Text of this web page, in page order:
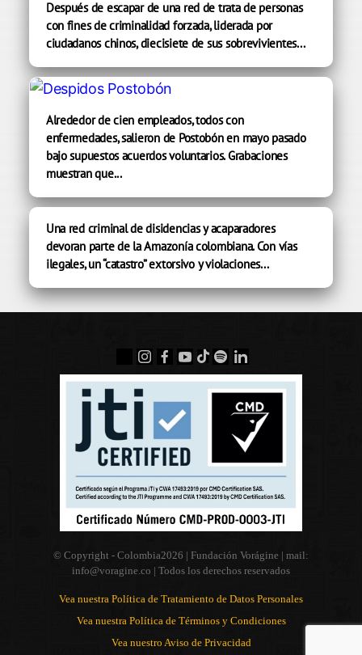
Después de escapar de una red de trata de personas
con fines de criminalidad forzada, liderada por
ciudadanos chinos, diecisiete de sus sobrevivientes...
Alrededor de cien empleados, todos con
enfermedades, salieron de Postobón en mayo pasado
bajo supuestos acuerdos voluntarios. Grabaciones
muestran que...
Una red criminal de disidencias y acaparadores
devoran parte de la Amazonía colombiana. Con vías
ilegales, un “catastro” extorsivo y violaciones...
© Copyright - Colombia2026 | Fundación Vorágine | mail:
info@voragine.co | Todos los derechos reservados
Vea nuestra Política de Tratamiento de Datos Personales
Vea nuestra Política de Términos y Condiciones
Vea nuestro Aviso de Privacidad